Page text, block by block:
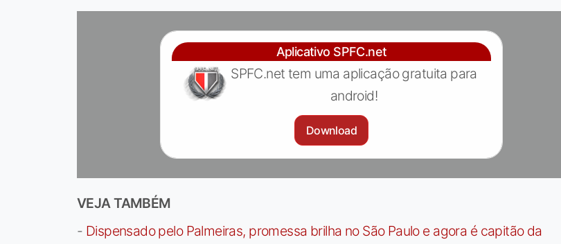
Aplicativo SPFC.net
SPFC.net tem uma aplicação gratuita para
android!
Download
VEJA TAMBÉM
- Dispensado pelo Palmeiras, promessa brilha no São Paulo e agora é capitão da